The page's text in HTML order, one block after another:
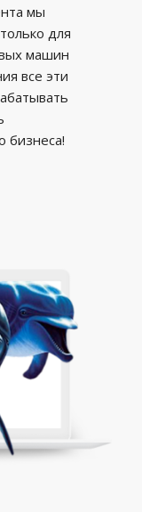
мы
для
машин
все эти
бизнеса!